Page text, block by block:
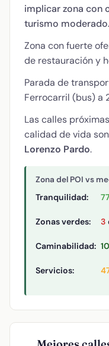
implicar zona con
turismo moderado.
Zona con fuerte
de restauración y
Parada de
Ferrocarril (bus) a
Las calles
calidad de vida son
Lorenzo Pardo.
Zona del POI vs
Tranquilidad: 77
Zonas verdes: 3
Caminabilidad:
Servicios: